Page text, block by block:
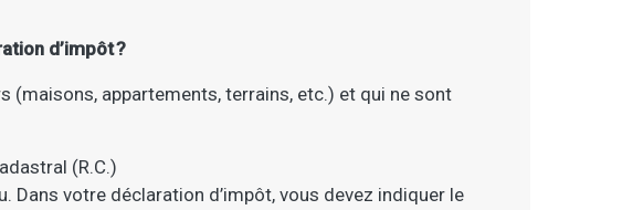
d’impôt ?
(maisons, appartements, terrains, etc.) et qui ne sont
(R.C.)
Dans votre déclaration d’impôt, vous devez indiquer le